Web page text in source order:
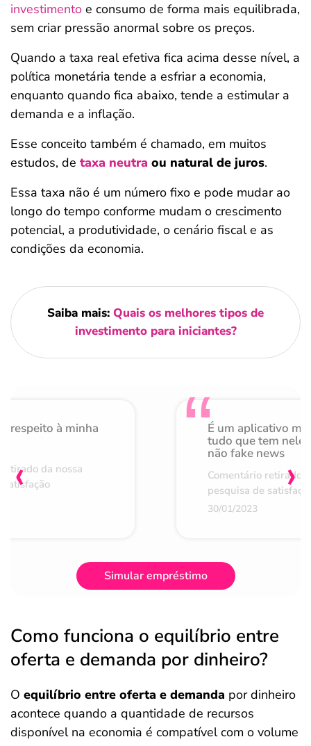
investimento e consumo de forma mais equilibrada,
sem criar pressão anormal sobre os preços.
Quando a taxa real efetiva fica acima desse nível, a
política monetária tende a esfriar a economia,
enquanto quando fica abaixo, tende a estimular a
demanda e a inflação.
Esse conceito também é chamado, em muitos
estudos, de taxa neutra ou natural de juros.
Essa taxa não é um número fixo e pode mudar ao
longo do tempo conforme mudam o crescimento
potencial, a produtividade, o cenário fiscal e as
condições da economia.
Saiba mais: Quais os melhores tipos de
investimento para iniciantes?
respeito à minha
da nossa
É um aplicativo
tudo que tem nele
não fake news
Comentário retirado
pesquisa de
30/01/2023
‹ ›
Simular empréstimo
Como funciona o equilíbrio entre
oferta e demanda por dinheiro?
O equilíbrio entre oferta e demanda por dinheiro
acontece quando a quantidade de recursos
disponível na economia é compatível com o volume